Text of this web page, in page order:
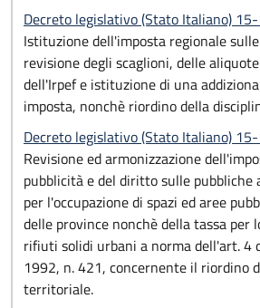
Decreto legislativo (Stato Italiano)
Istituzione dell'imposta regionale
revisione degli scaglioni, delle
dell'Irpef e istituzione di una
imposta, nonchè riordino della
Decreto legislativo (Stato Italiano)
Revisione ed armonizzazione
pubblicità e del diritto sulle pubbliche
per l'occupazione di spazi ed aree
delle province nonchè della tassa per
rifiuti solidi urbani a norma dell'art. 4
1992, n. 421, concernente il riordino
territoriale.